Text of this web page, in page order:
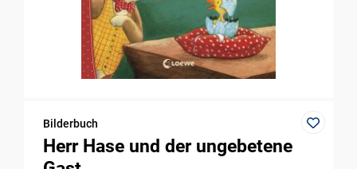
Bilderbuch
Herr Hase und der ungebetene